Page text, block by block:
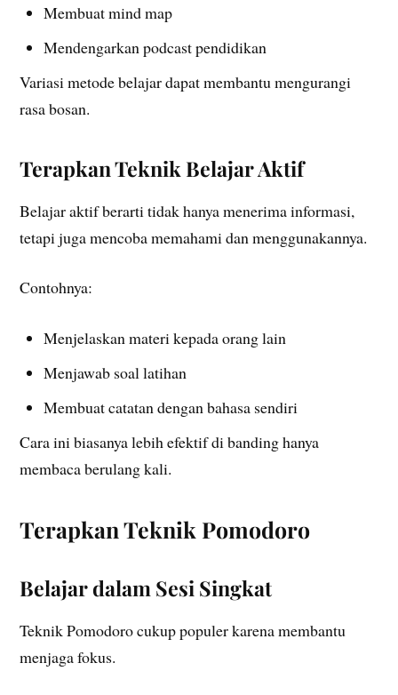
Membuat mind map
Mendengarkan podcast pendidikan
Variasi metode belajar dapat membantu mengurangi
rasa bosan.
Terapkan Teknik Belajar Aktif
Belajar aktif berarti tidak hanya menerima informasi,
tetapi juga mencoba memahami dan menggunakannya.
Contohnya:
Menjelaskan materi kepada orang lain
Menjawab soal latihan
Membuat catatan dengan bahasa sendiri
Cara ini biasanya lebih efektif di banding hanya
membaca berulang kali.
Terapkan Teknik Pomodoro
Belajar dalam Sesi Singkat
Teknik Pomodoro cukup populer karena membantu
menjaga fokus.